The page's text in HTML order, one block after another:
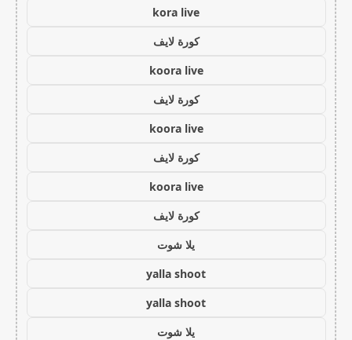
kora live
كورة لايف
koora live
كورة لايف
koora live
كورة لايف
koora live
كورة لايف
يلا شوت
yalla shoot
yalla shoot
يلا شوت